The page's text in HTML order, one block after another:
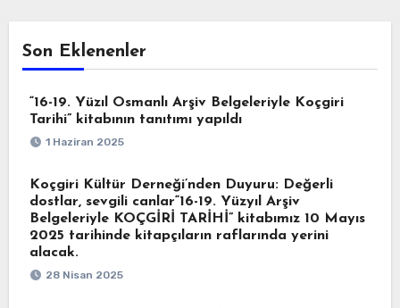
Son Eklenenler
“16-19. Yüzıl Osmanlı Arşiv Belgeleriyle Koçgiri
Tarihi” kitabının tanıtımı yapıldı
1 Haziran 2025
Koçgiri Kültür Derneği’nden Duyuru: Değerli
dostlar, sevgili canlar“16-19. Yüzyıl Arşiv
Belgeleriyle KOÇGİRİ TARİHİ” kitabımız 10 Mayıs
2025 tarihinde kitapçıların raflarında yerini
alacak.
28 Nisan 2025